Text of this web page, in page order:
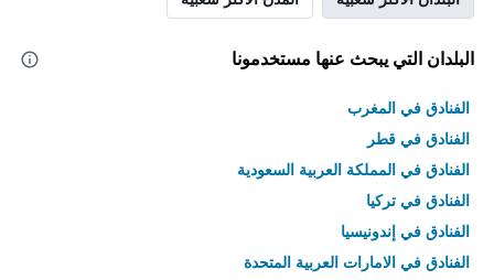
البلدان التي يبحث عنها مستخدمونا
الفنادق في المغرب
الفنادق في قطر
الفنادق في المملكة العربية السعودية
الفنادق في تركيا
الفنادق في إندونيسيا
الفنادق في الامارات العربية المتحدة